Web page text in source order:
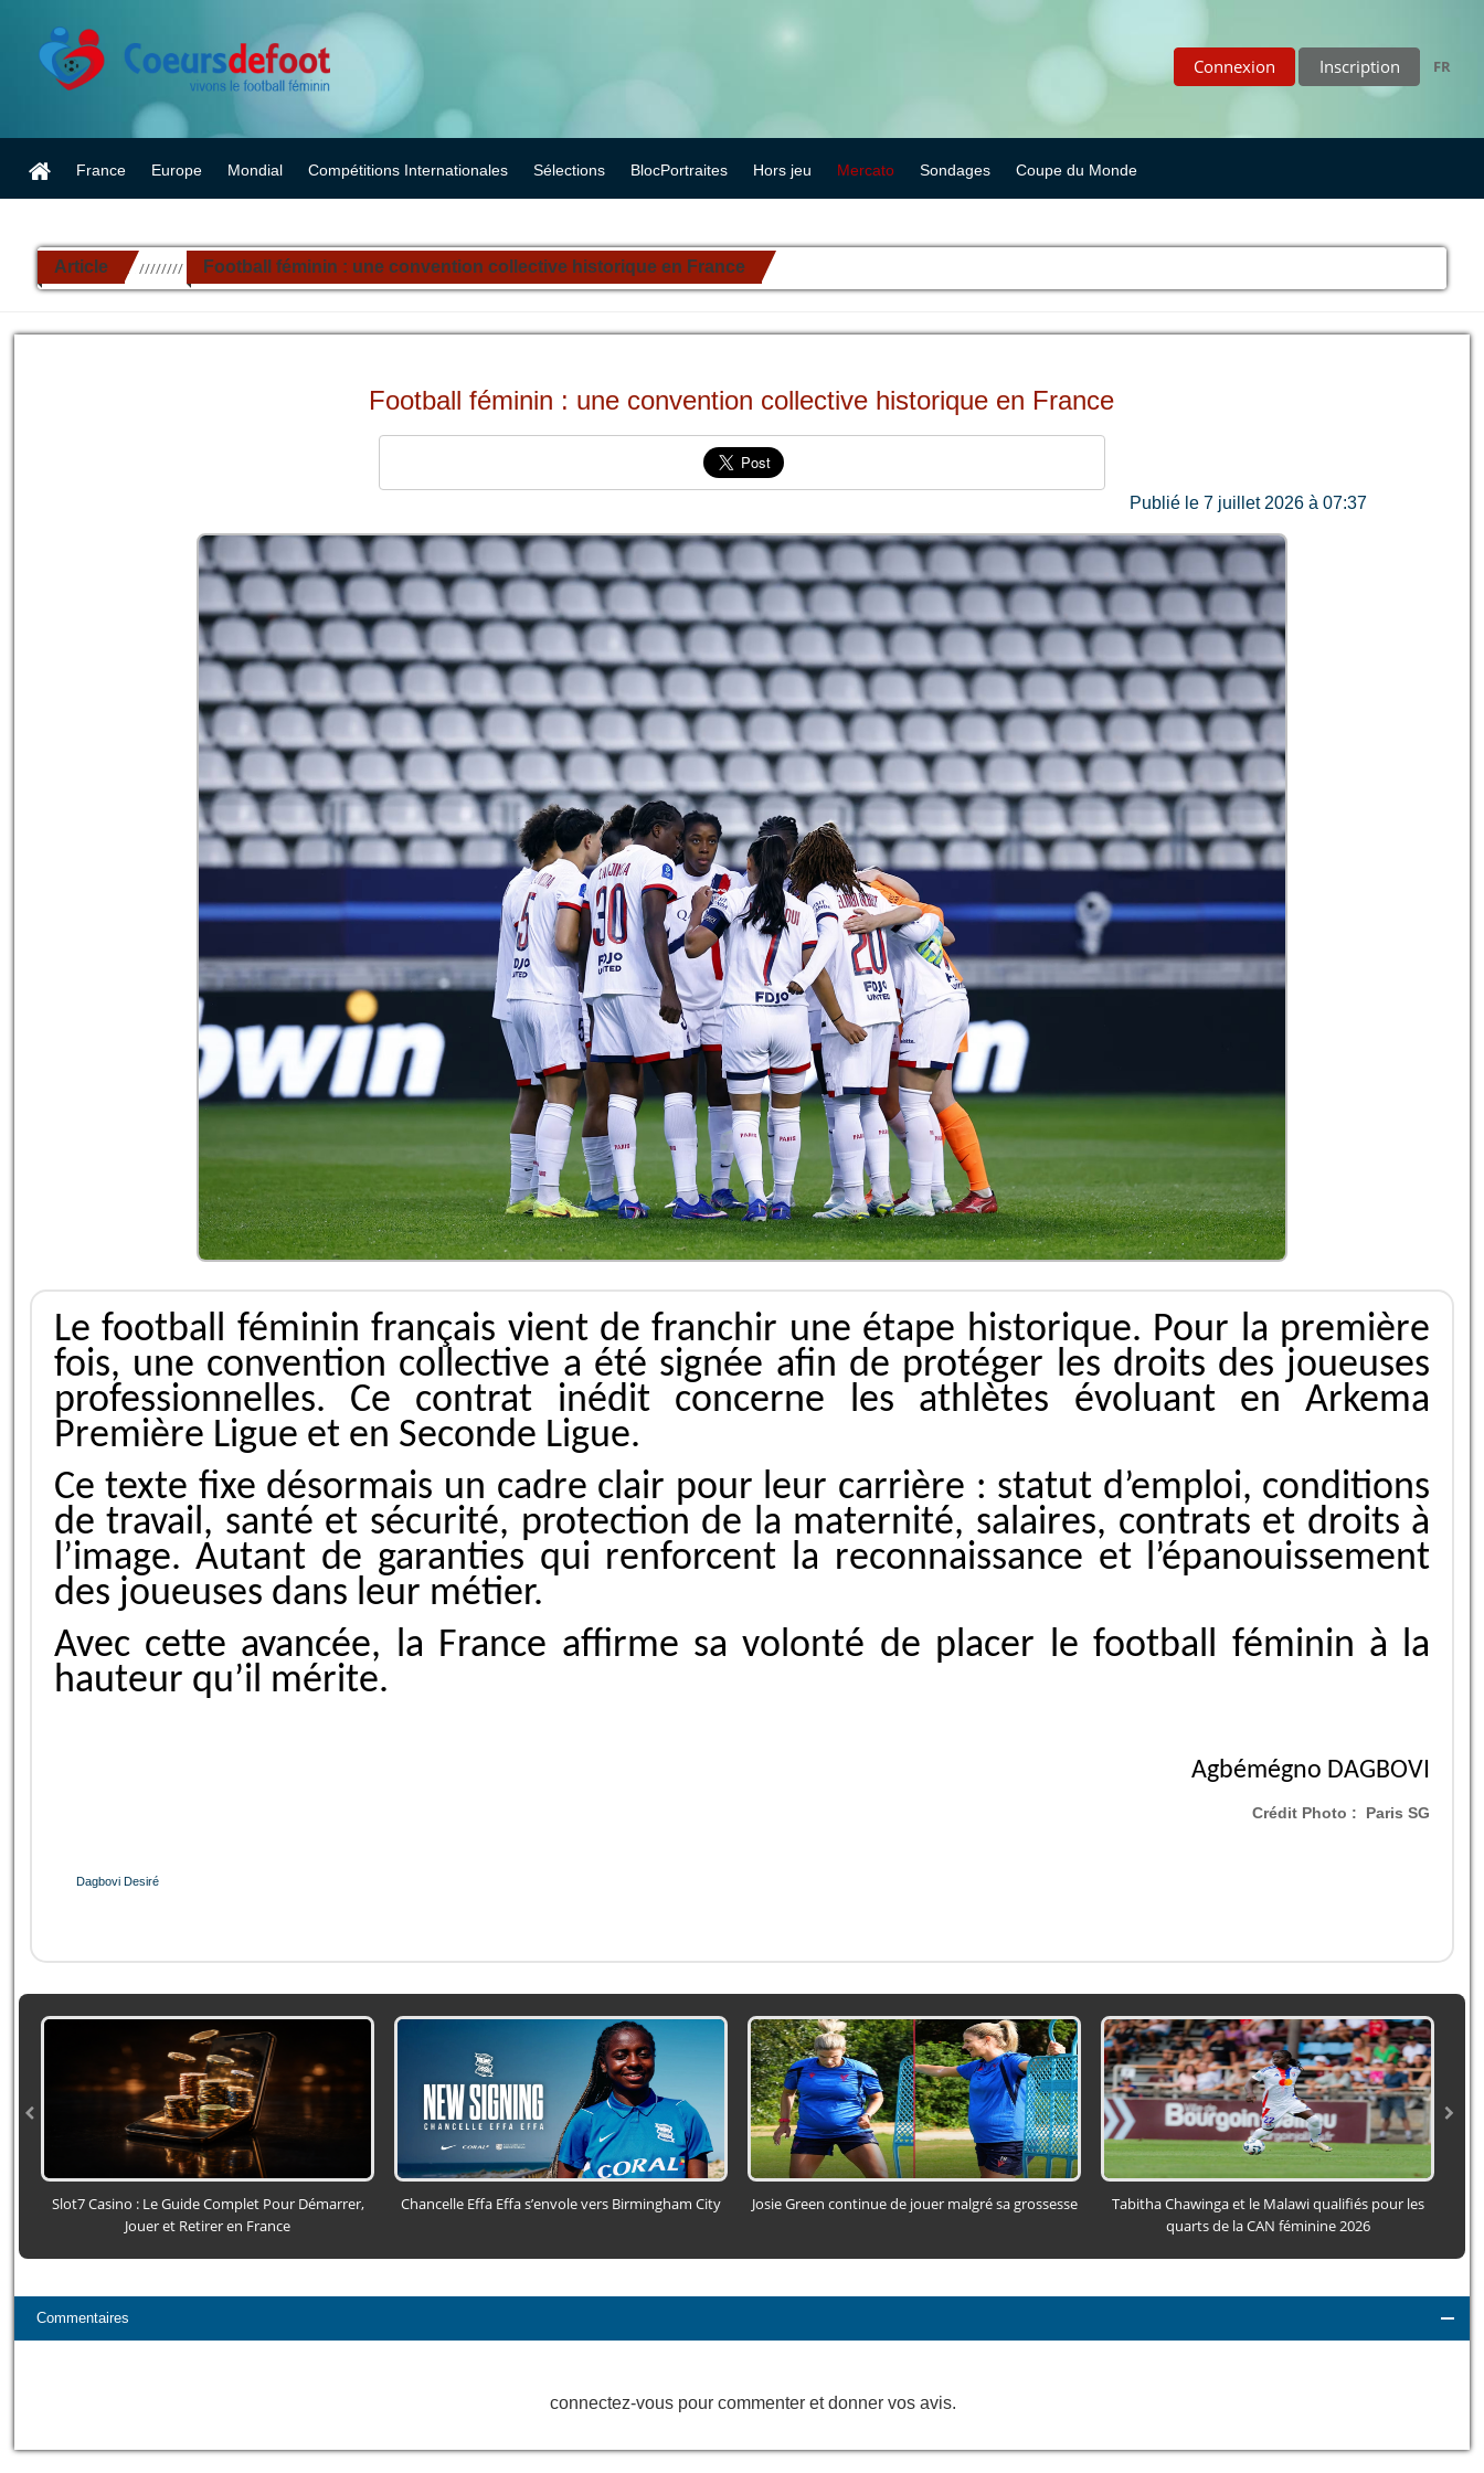
Connexion Inscription FR
France Europe Mondial Compétitions Internationales Sélections BlocPortraites Hors jeu Mercato Sondages Coupe du Monde
Article ////////// Football féminin : une convention collective historique en France
Football féminin : une convention collective historique en France
Publié le 7 juillet 2026 à 07:37
Le football féminin français vient de franchir une étape historique. Pour la première
fois, une convention collective a été signée afin de protéger les droits des joueuses
professionnelles. Ce contrat inédit concerne les athlètes évoluant en Arkema
Première Ligue et en Seconde Ligue.
Ce texte fixe désormais un cadre clair pour leur carrière : statut d’emploi, conditions
de travail, santé et sécurité, protection de la maternité, salaires, contrats et droits à
l’image. Autant de garanties qui renforcent la reconnaissance et l’épanouissement
des joueuses dans leur métier.
Avec cette avancée, la France affirme sa volonté de placer le football féminin à la
hauteur qu’il mérite.
Agbémégno DAGBOVI
Crédit Photo : Paris SG
Dagbovi Desiré
Slot7 Casino : Le Guide Complet Pour Démarrer,
Jouer et Retirer en France
Chancelle Effa Effa s’envole vers Birmingham City Josie Green continue de jouer malgré sa grossesse
Tabitha Chawinga et le Malawi qualifiés pour les
quarts de la CAN féminine 2026
Commentaires
connectez-vous pour commenter et donner vos avis.